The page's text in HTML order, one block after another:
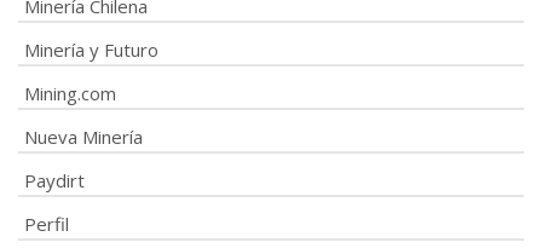
Minería Chilena
Minería y Futuro
Mining.com
Nueva Minería
Paydirt
Perfil